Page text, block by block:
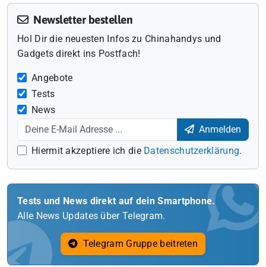
Newsletter bestellen
Hol Dir die neuesten Infos zu Chinahandys und
Gadgets direkt ins Postfach!
Angebote
Tests
News
Anmelden
Hiermit akzeptiere ich die Datenschutzerklärung.
Tests und News direkt auf dein Smartphone.
Alle News Updates über Telegram.
Telegram Gruppe beitreten